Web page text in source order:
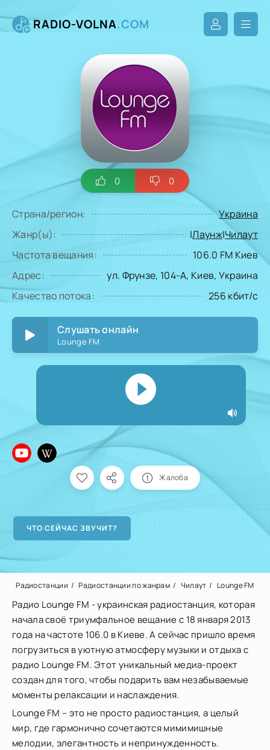
RADIO-VOLNA.COM
0 0
Страна/регион:
Украина
Жанр(ы):
|Лаунж|Чилаут
Частота вещания:
106.0 FM Киев
Адрес:
ул. Фрунзе, 104-А, Киев, Украина
Качество потока:
256 кбит/с
Слушать онлайн
Lounge FM
Жалоба
Радиостанции Радиостанции по жанрам Чилаут Lounge FM
Радио Lounge FM - украинская радиостанция, которая
начала своё триумфальное вещание с 18 января 2013
года на частоте 106.0 в Киеве. А сейчас пришло время
погрузиться в уютную атмосферу музыки и отдыха с
радио Lounge FM. Этот уникальный медиа-проект
создан для того, чтобы подарить вам незабываемые
моменты релаксации и наслаждения.
Lounge FM – это не просто радиостанция, а целый
мир, где гармонично сочетаются мимимишные
мелодии, элегантность и непринужденность.